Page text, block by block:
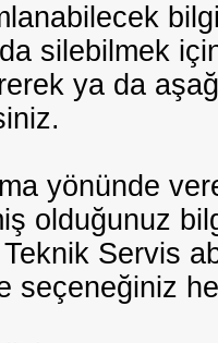
silebilmek
ya da
yönünde
olduğunuz
Servis
seçeneğiniz